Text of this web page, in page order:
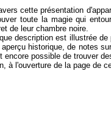
cette présentation
toute la magie qui
de leur chambre noire.
description est illustrée
aperçu historique, de notes
encore possible de trouver
à l'ouverture de la page de